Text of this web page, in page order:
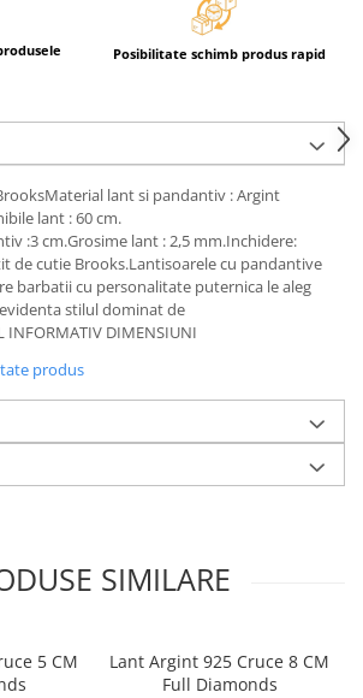
Posibilitate schimb produs rapid
lant si pandantiv : Argint
lant : 60 cm.
:3 cm.Grosime lant : 2,5 mm.Inchidere:
de cutie Brooks.Lantisoarele cu pandantive
barbatii cu personalitate puternica le aleg
stilul dominat de
INFORMATIV DIMENSIUNI
produs
SIMILARE
5 CM
Lant Argint 925 Cruce 8 CM
Full Diamonds